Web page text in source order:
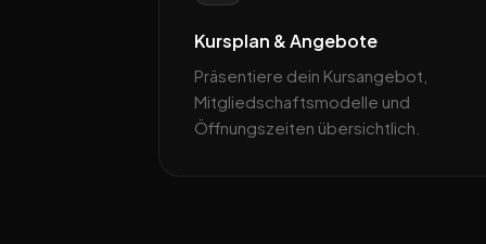
Kursplan & Angebote
Präsentiere dein Kursangebot,
Mitgliedschaftsmodelle und
Öffnungszeiten übersichtlich.